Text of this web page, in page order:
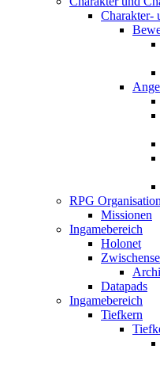
Charakter-
RPG Organisation
Missionen
Ingamebereich
Holonet
Datapads
Ingamebereich
Tiefkern